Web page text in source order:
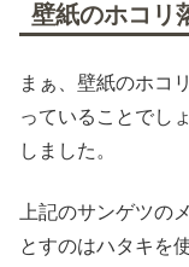
壁紙のホコリ
まぁ、壁紙のホコ
っていることでし
しました。
上記のサンゲツの
とすのはハタキを